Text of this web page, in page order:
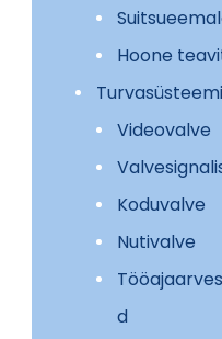
Hoone
Videovalve
Koduvalve
Nutivalve
d